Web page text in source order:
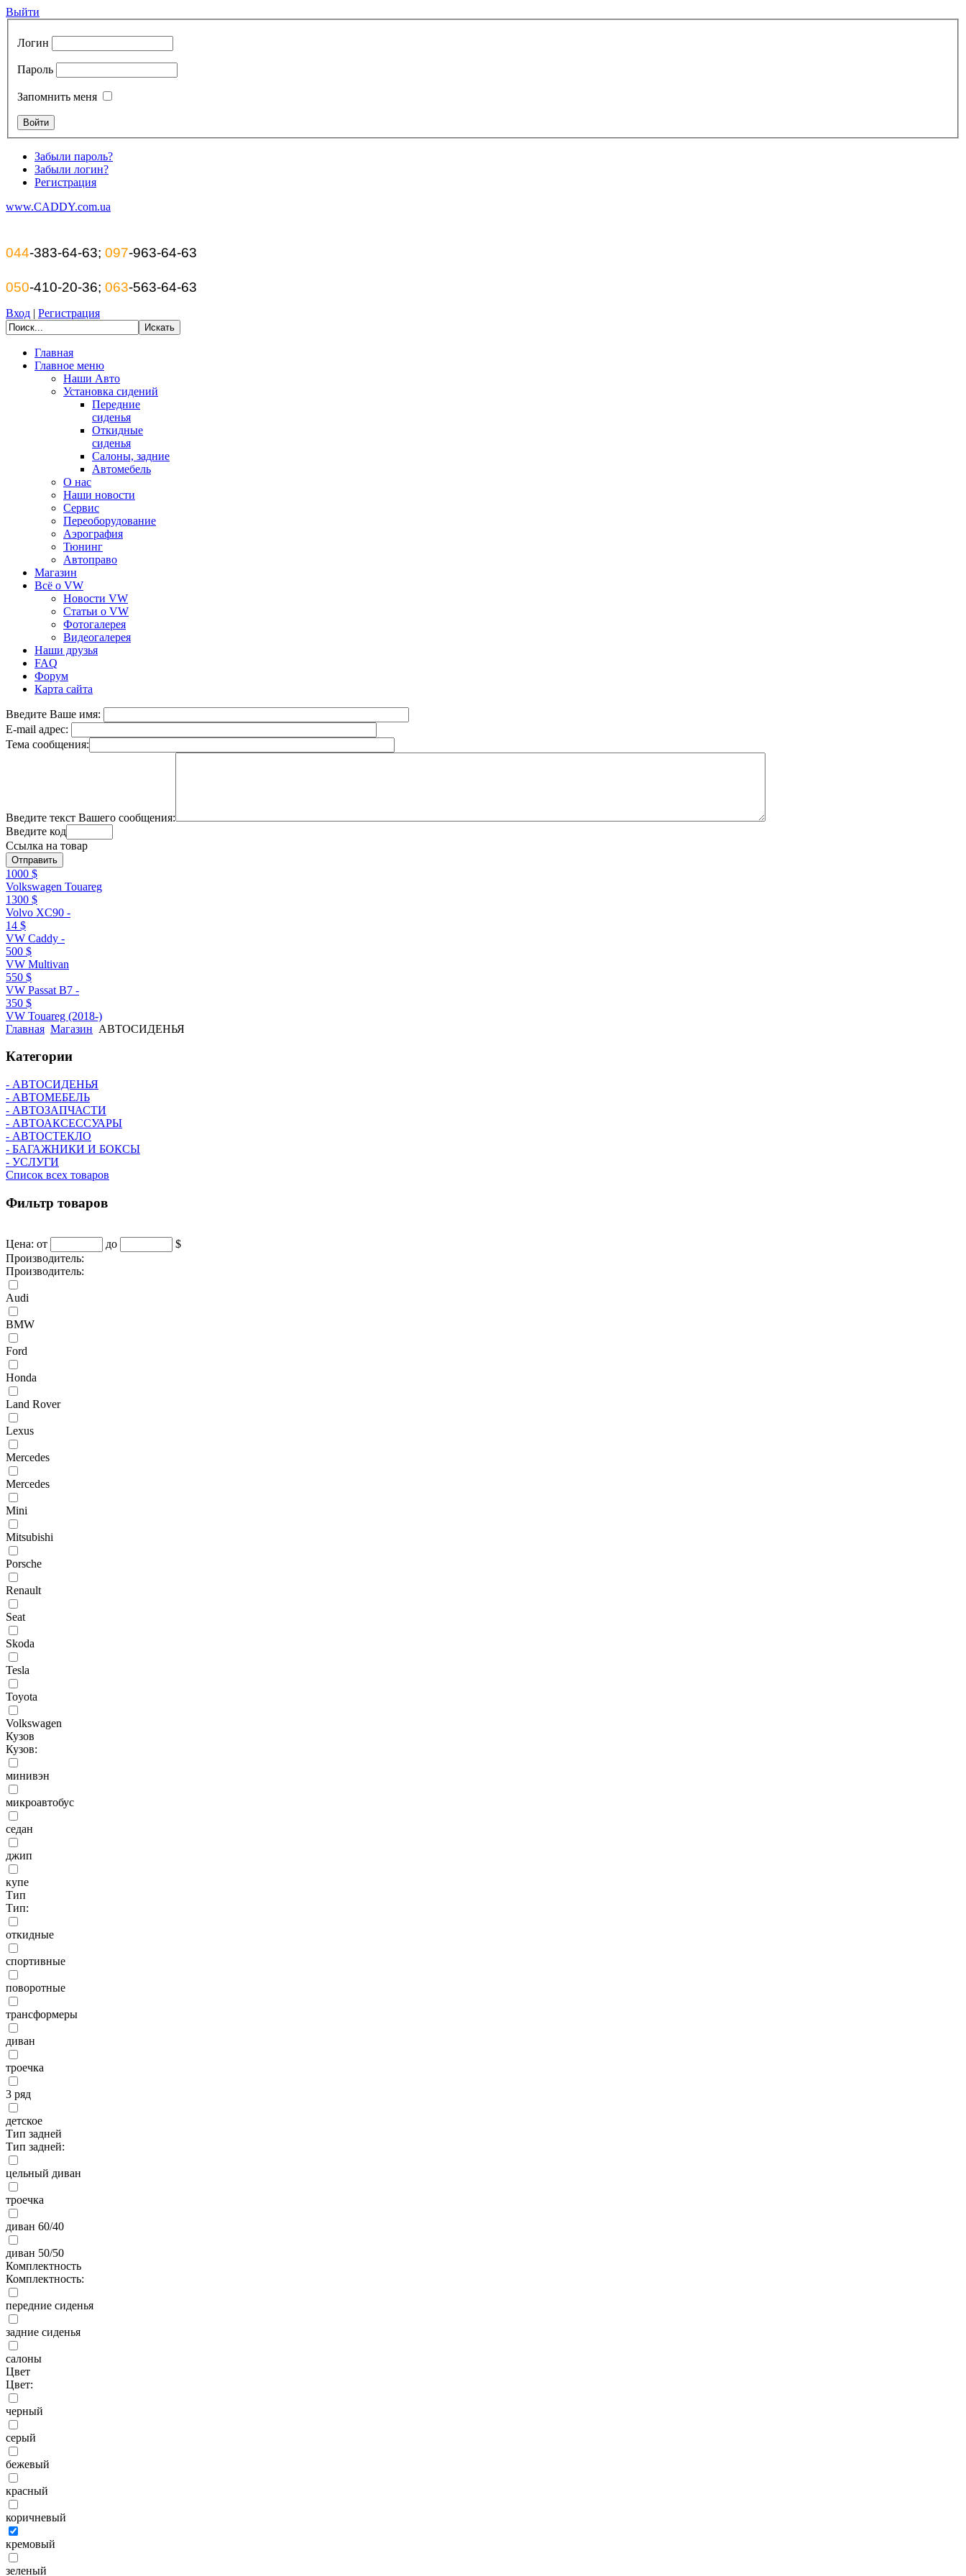
Выйти
Логин
Пароль
Запомнить меня
Забыли пароль?
Забыли логин?
Регистрация
www.CADDY.com.ua
044-383-64-63; 097-963-64-63
050-410-20-36; 063-563-64-63
Вход | Регистрация
Главная
Главное меню
Наши Авто
Установка сидений
Передние
сиденья
Откидные
сиденья
Салоны, задние
Автомебель
О нас
Наши новости
Сервис
Переоборудование
Аэрография
Тюнинг
Автоправо
Магазин
Всё о VW
Новости VW
Статьи o VW
Фотогалерея
Видеогалерея
Наши друзья
FAQ
Форум
Карта сайта
Введите Ваше имя:
E-mail адрес:
Тема сообщения:
Введите текст Вашего сообщения:
Введите код
Ссылка на товар
1000 $
Volkswagen Touareg
1300 $
Volvo XC90 -
14 $
VW Caddy -
500 $
VW Multivan
550 $
VW Passat B7 -
350 $
VW Touareg (2018-)
Главная Магазин АВТОСИДЕНЬЯ
Категории
- АВТОСИДЕНЬЯ
- АВТОМЕБЕЛЬ
- АВТОЗАПЧАСТИ
- АВТОАКСЕССУАРЫ
- АВТОСТЕКЛО
- БАГАЖНИКИ И БОКСЫ
- УСЛУГИ
Список всех товаров
Фильтр товаров
Цена: от до
$
Производитель:
Производитель:
Audi
BMW
Ford
Honda
Land Rover
Lexus
Mercedes
Mercedes
Mini
Mitsubishi
Porsche
Renault
Seat
Skoda
Tesla
Toyota
Volkswagen
Кузов
Кузов:
минивэн
микроавтобус
седан
джип
купе
Тип
Тип:
откидные
спортивные
поворотные
трансформеры
диван
троечка
3 ряд
детское
Тип задней
Тип задней:
цельный диван
троечка
диван 60/40
диван 50/50
Комплектность
Комплектность:
передние сиденья
задние сиденья
салоны
Цвет
Цвет:
черный
серый
бежевый
красный
коричневый
кремовый
зеленый